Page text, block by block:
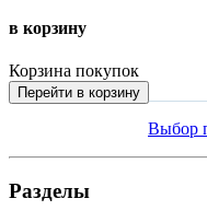
в корзину
Корзина покупок
Перейти в корзину
Выбор
Разделы